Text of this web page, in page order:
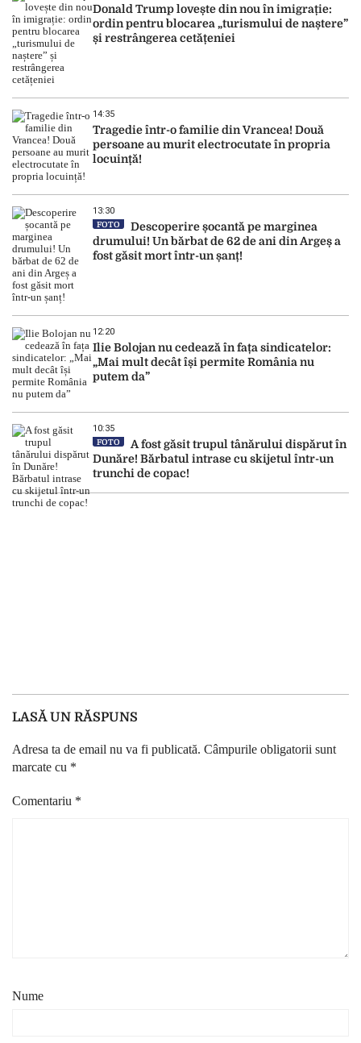
Donald Trump lovește din nou în imigrație:
ordin pentru blocarea „turismului de naștere”
și restrângerea cetățeniei
14:35
Tragedie într-o familie din Vrancea! Două
persoane au murit electrocutate în propria
locuință!
13:30
FOTO
Descoperire șocantă pe marginea
drumului! Un bărbat de 62 de ani din Argeș a
fost găsit mort într-un șanț!
12:20
Ilie Bolojan nu cedează în fața sindicatelor:
„Mai mult decât își permite România nu
putem da”
10:35
FOTO
A fost găsit trupul tânărului dispărut în
Dunăre! Bărbatul intrase cu skijetul într-un
trunchi de copac!
LASĂ UN RĂSPUNS
Adresa ta de email nu va fi publicată. Câmpurile obligatorii sunt
marcate cu *
Comentariu *
Nume